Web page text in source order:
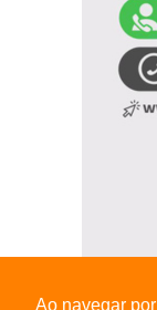
Ao navegar